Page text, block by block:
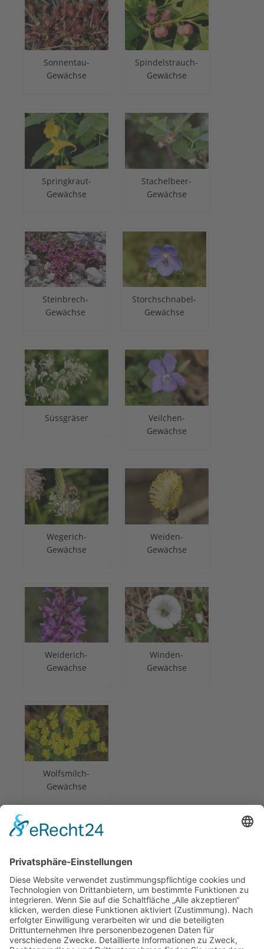
Sonnentau-
Gewächse
Spindelstrauch-
Gewächse
Springkraut-
Gewächse
Stachelbeer-
Gewächse
Steinbrech-
Gewächse
Storchschnabel-
Gewächse
Süssgräser
Veilchen-
Gewächse
Wegerich-
Gewächse
Weiden-
Gewächse
Weiderich-
Gewächse
Winden-
Gewächse
Wolfsmilch-
Gewächse
Herausgeber
Impressum
Datenschutz
Bearbeitungsstand